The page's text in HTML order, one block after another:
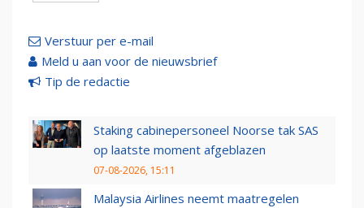
Verstuur per e-mail
Meld u aan voor de nieuwsbrief
Tip de redactie
Staking cabinepersoneel Noorse tak SAS
op laatste moment afgeblazen
07-08-2026, 15:11
Malaysia Airlines neemt maatregelen